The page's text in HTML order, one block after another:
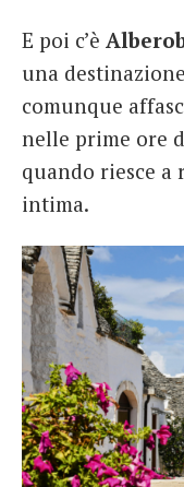
E poi c’è
una
comunque
nelle prime ore
quando riesce a
intima.